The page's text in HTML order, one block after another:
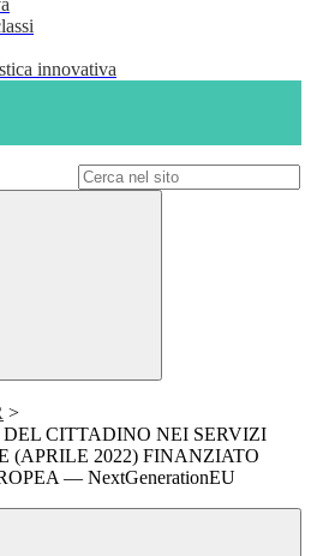
innovativa
>
DEL CITTADINO NEI SERVIZI
(APRILE 2022) FINANZIATO
— NextGenerationEU